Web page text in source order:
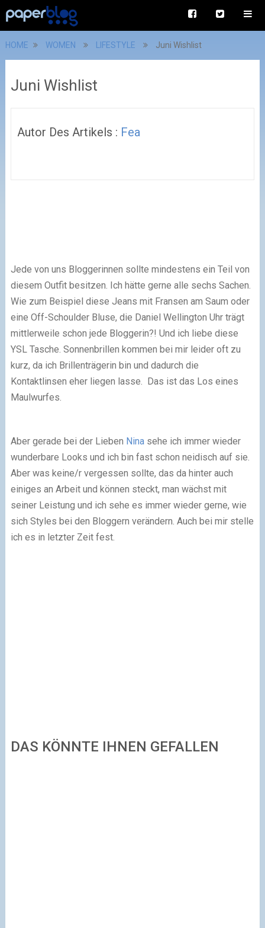
HOME WOMEN LIFESTYLE Juni Wishlist
Juni Wishlist
Autor Des Artikels : Fea
Jede von uns Bloggerinnen sollte mindestens ein Teil von
diesem Outfit besitzen. Ich hätte gerne alle sechs Sachen.
Wie zum Beispiel diese Jeans mit Fransen am Saum oder
eine Off-Schoulder Bluse, die Daniel Wellington Uhr trägt
mittlerweile schon jede Bloggerin?! Und ich liebe diese
YSL Tasche. Sonnenbrillen kommen bei mir leider oft zu
kurz, da ich Brillenträgerin bin und dadurch die
Kontaktlinsen eher liegen lasse. Das ist das Los eines
Maulwurfes.
Aber gerade bei der Lieben Ninasehe ich immer wieder
wunderbare Looks und ich bin fast schon neidisch auf sie.
Aber was keine/r vergessen sollte, das da hinter auch
einiges an Arbeit und können steckt, man wächst mit
seiner Leistung und ich sehe es immer wieder gerne, wie
sich Styles bei den Bloggern verändern. Auch bei mir stelle
ich es in letzter Zeit fest.
DAS KÖNNTE IHNEN GEFALLEN